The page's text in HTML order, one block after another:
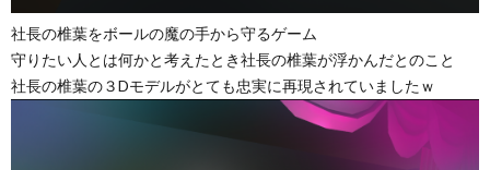
社長の椎葉をボールの魔の手から守るゲーム
守りたい人とは何かと考えたとき社長の椎葉が浮かんだとのこと
社長の椎葉の３Dモデルがとても忠実に再現されていましたｗ